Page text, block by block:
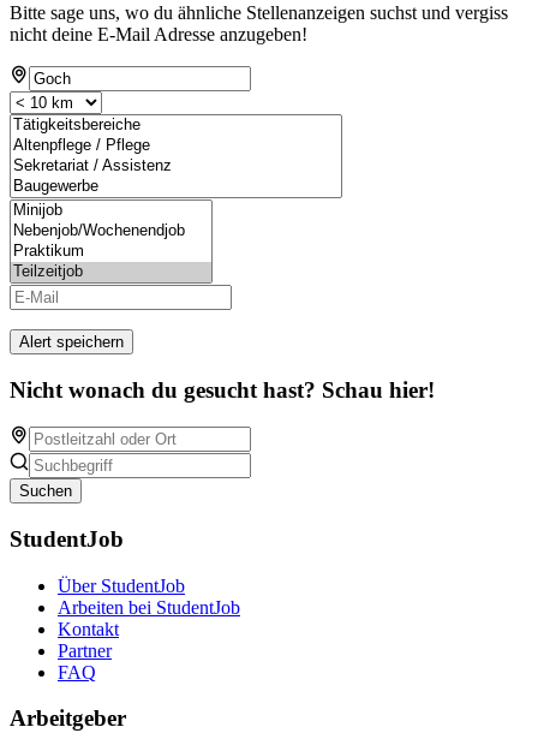
Bitte sage uns, wo du ähnliche Stellenanzeigen suchst und vergiss
nicht deine E-Mail Adresse anzugeben!
Alert speichern
Nicht wonach du gesucht hast? Schau hier!
Suchen
StudentJob
Über StudentJob
Arbeiten bei StudentJob
Kontakt
Partner
FAQ
Arbeitgeber